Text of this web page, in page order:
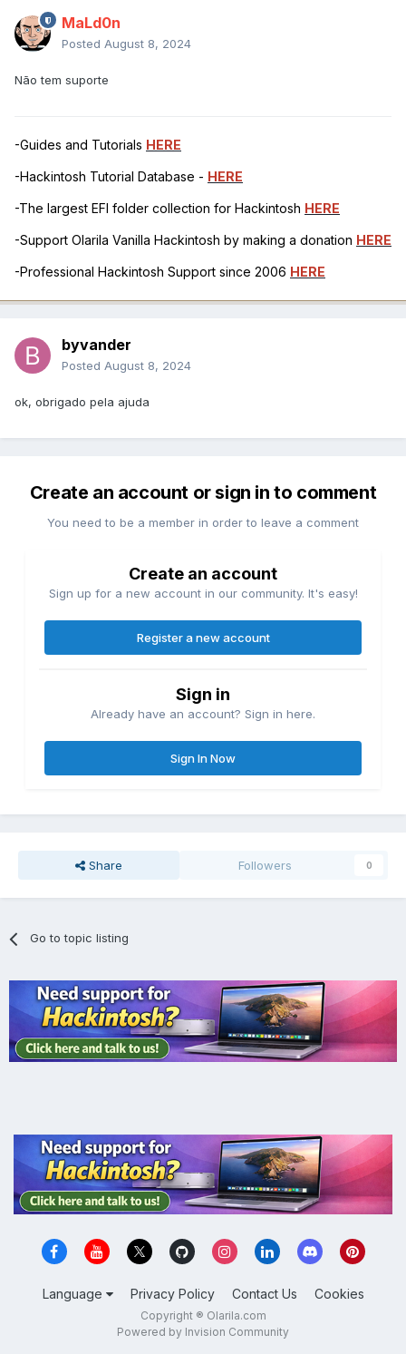
MaLd0n
Posted August 8, 2024
Não tem suporte
-Guides and Tutorials HERE
-Hackintosh Tutorial Database - HERE
-The largest EFI folder collection for Hackintosh HERE
-Support Olarila Vanilla Hackintosh by making a donation HERE
-Professional Hackintosh Support since 2006 HERE
byvander
Posted August 8, 2024
ok, obrigado pela ajuda
Create an account or sign in to comment
You need to be a member in order to leave a comment
Create an account
Sign up for a new account in our community. It's easy!
Register a new account
Sign in
Already have an account? Sign in here.
Sign In Now
Share Followers 0
Go to topic listing
Language Privacy Policy Contact Us Cookies
Copyright ® Olarila.com
Powered by Invision Community